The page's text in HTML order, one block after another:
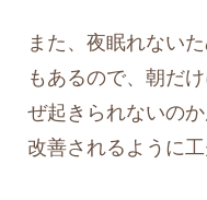
また、夜眠れない
もあるので、朝だ
ぜ起きられないの
改善されるように